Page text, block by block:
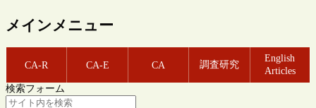
メインメニュー
CA-R CA-E CA 調査研究
English
Articles
検索フォーム